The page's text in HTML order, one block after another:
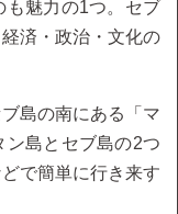
も魅力の1つ。セブ
済・政治・文化の
島の南にある「マ
ン島とセブ島の2つ
で簡単に行き来す